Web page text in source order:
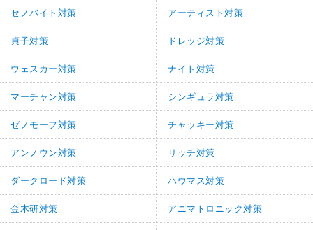
セノバイト対策 アーティスト対策
貞子対策 ドレッジ対策
ウェスカー対策 ナイト対策
マーチャン対策 シンギュラ対策
ゼノモーフ対策 チャッキー対策
アンノウン対策 リッチ対策
ダークロード対策 ハウマス対策
金木研対策 アニマトロニック対策